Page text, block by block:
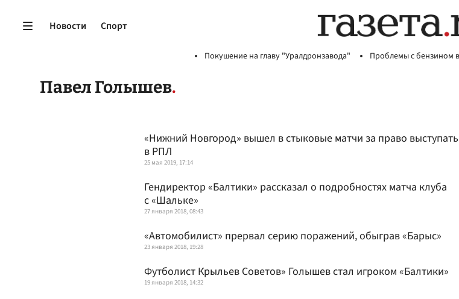
Новости Спорт
Покушение на главу "Уралдронзавода" Проблемы с бензином
Павел Голышев
«Нижний Новгород» вышел в стыковые матчи за право выступать
в РПЛ
25 мая 2019, 17:14
Гендиректор «Балтики» рассказал о подробностях матча клуба
с «Шальке»
27 января 2018, 08:43
«Автомобилист» прервал серию поражений, обыграв «Барыс»
23 января 2018, 19:28
Футболист Крыльев Советов» Голышев стал игроком «Балтики»
19 января 2018, 14:32